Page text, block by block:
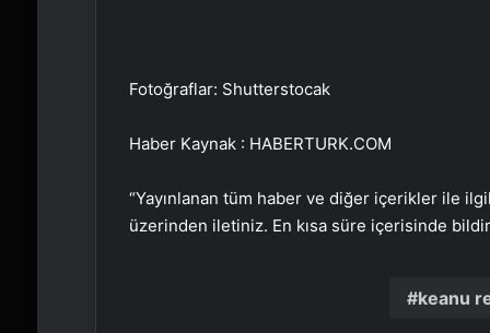
Fotoğraflar: Shutterstocak
Haber Kaynak : HABERTURK.COM
“Yayınlanan tüm haber ve diğer içerikler ile
üzerinden iletiniz. En kısa süre içerisinde
keanu